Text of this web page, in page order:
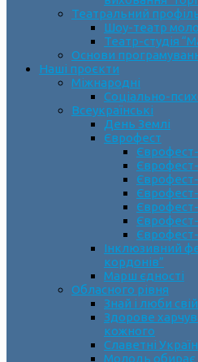
Театральний
Шоу-театр
Театр-студія
Основи
Наші проєкти
Міжнародні
Соціально-
Всеукраїнські
День Землі
Єврофест
Єврофест-
Інклюзивний
кордонів”
Марш єдності
Обласного рівня
Знай і люби
Здорове
кожного
Славетні
Молодь обирає